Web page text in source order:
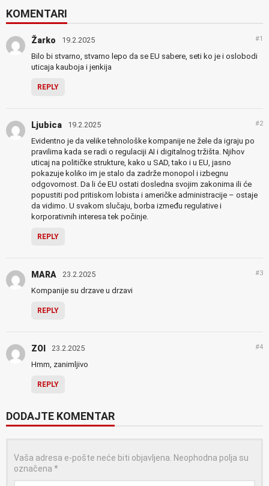
KOMENTARI
Žarko 19.2.2025 #1
Bilo bi stvarno, stvarno lepo da se EU sabere, seti ko je i oslobodi
uticaja kauboja i jenkija
REPLY
Ljubica 19.2.2025 #2
Evidentno je da velike tehnološke kompanije ne žele da igraju po
pravilima kada se radi o regulaciji AI i digitalnog tržišta. Njihov
uticaj na političke strukture, kako u SAD, tako i u EU, jasno
pokazuje koliko im je stalo da zadrže monopol i izbegnu
odgovornost. Da li će EU ostati dosledna svojim zakonima ili će
popustiti pod pritiskom lobista i američke administracije – ostaje
da vidimo. U svakom slučaju, borba između regulative i
korporativnih interesa tek počinje.
REPLY
MARA 23.2.2025 #3
Kompanije su drzave u drzavi
REPLY
ZOI 23.2.2025 #4
Hmm, zanimljivo
REPLY
DODAJTE KOMENTAR
Vaša adresa e-pošte neće biti objavljena. Neophodna polja su
označena *